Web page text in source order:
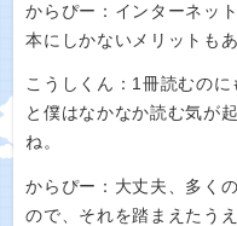
からぴー：インターネッ
本にしかないメリットも
こうしくん：1冊読むの
と僕はなかなか読む気が
ね。
からぴー：大丈夫、多く
ので、それを踏まえたう